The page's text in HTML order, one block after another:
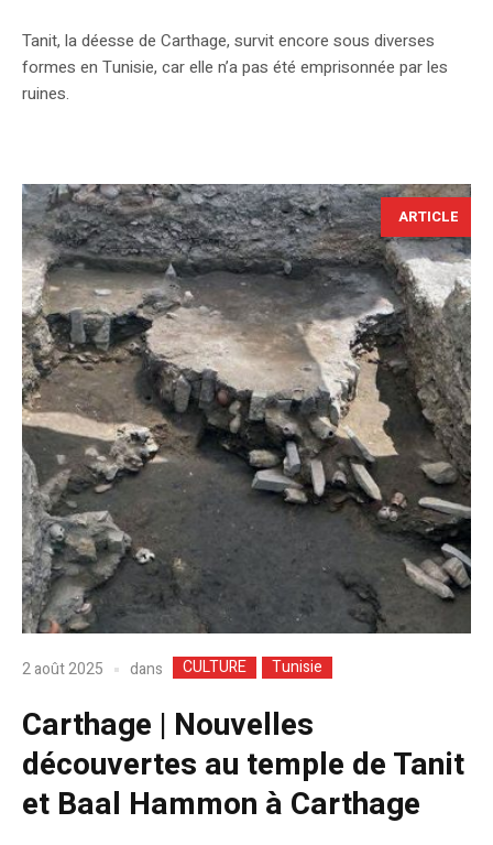
Tanit, la déesse de Carthage, survit encore sous diverses
formes en Tunisie, car elle n’a pas été emprisonnée par les
ruines.
ARTICLE
2 août 2025 dans CULTURE Tunisie
Carthage | Nouvelles
découvertes au temple de Tanit
et Baal Hammon à Carthage